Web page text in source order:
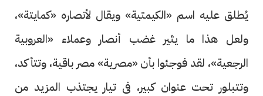
يُطلق عليه اسم «الكيمتية» ويقال لأنصاره «كمايتة»،
ولعل هذا ما يثير غضب أنصار وعملاء «العروبية
الرجعية»، لقد فوجئوا بأن «مصرية» مصر باقية، وتتأكد،
وتتبلور تحت عنوان كبير، فى تيار يجتذب المزيد من